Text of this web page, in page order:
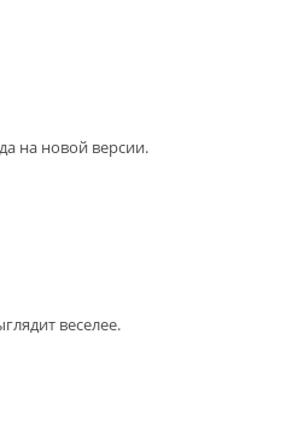
на новой версии.
веселее.